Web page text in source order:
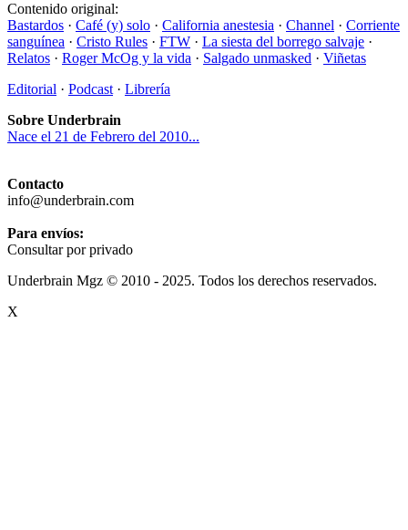
Contenido original:
Bastardos · Café (y) solo · California anestesia · Channel · Corriente
sanguínea · Cristo Rules · FTW · La siesta del borrego salvaje ·
Relatos · Roger McOg y la vida · Salgado unmasked · Viñetas
Editorial · Podcast · Librería
Sobre Underbrain
Nace el 21 de Febrero del 2010...
Contacto
info@underbrain.com
Para envíos:
Consultar por privado
Underbrain Mgz © 2010 - 2025. Todos los derechos reservados.
X